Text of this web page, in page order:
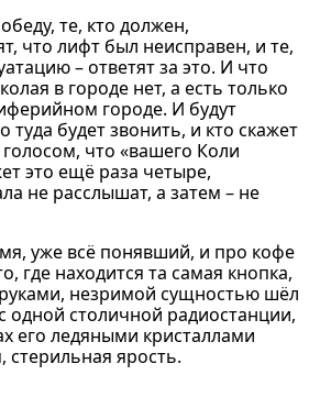
те, кто должен,
что лифт был неисправен, и те,
– ответят за это. И что
в городе нет, а есть только
городе. И будут
туда будет звонить, и кто скажет
что «вашего Коли
это ещё раза четыре,
не расслышат, а затем – не
уже всё понявший, и про кофе
где находится та самая кнопка,
руками, незримой сущностью шёл
одной столичной радиостанции,
его ледяными кристаллами
стерильная ярость.